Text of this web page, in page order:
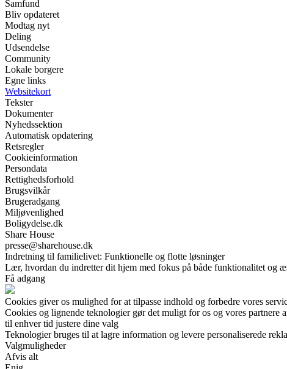
Samfund
Bliv opdateret
Modtag nyt
Deling
Udsendelse
Community
Lokale borgere
Egne links
Websitekort
Tekster
Dokumenter
Nyhedssektion
Automatisk opdatering
Retsregler
Cookieinformation
Persondata
Rettighedsforhold
Brugsvilkår
Brugeradgang
Miljøvenlighed
Boligydelse.dk
Share House
presse@sharehouse.dk
Indretning til familielivet: Funktionelle og flotte løsninger
Lær, hvordan du indretter dit hjem med fokus på både funktionalitet og
Få adgang
Cookies giver os mulighed for at tilpasse indhold og forbedre vores
Cookies og lignende teknologier gør det muligt for os og vores partnere
til enhver tid justere dine valg
Teknologier bruges til at lagre information og levere personaliserede
Valgmuligheder
Afvis alt